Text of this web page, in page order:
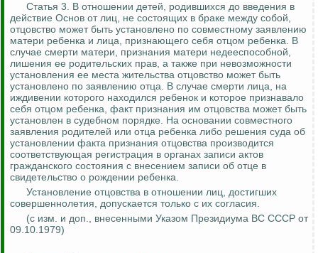
Статья 3. В отношении детей, родившихся до введения в
действие Основ от лиц, не состоящих в браке между собой,
отцовство может быть установлено по совместному заявлению
матери ребенка и лица, признающего себя отцом ребенка. В
случае смерти матери, признания матери недееспособной,
лишения ее родительских прав, а также при невозможности
установления ее места жительства отцовство может быть
установлено по заявлению отца. В случае смерти лица, на
иждивении которого находился ребенок и которое признавало
себя отцом ребенка, факт признания им отцовства может быть
установлен в судебном порядке. На основании совместного
заявления родителей или отца ребенка либо решения суда об
установлении факта признания отцовства производится
соответствующая регистрация в органах записи актов
гражданского состояния с внесением записи об отце в
свидетельство о рождении ребенка.
Установление отцовства в отношении лиц, достигших
совершеннолетия, допускается только с их согласия.
(с изм. и доп., внесенными Указом Президиума ВС СССР от
09.10.1979)